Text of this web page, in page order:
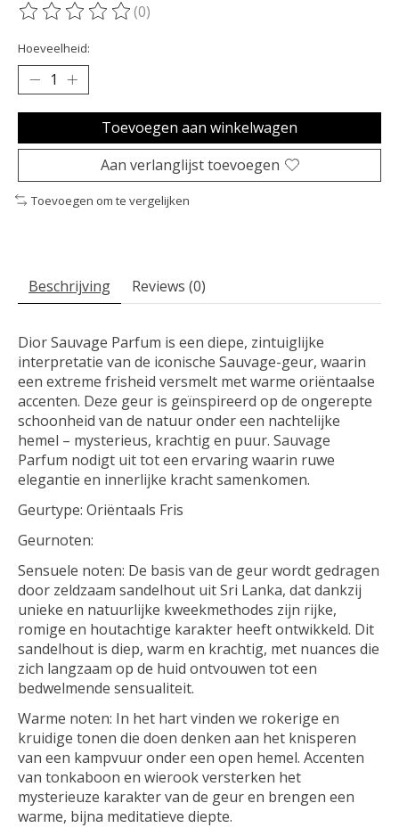
De beoordeling van dit product is
(0)
Hoeveelheid:
Toevoegen aan winkelwagen
Aan verlanglijst toevoegen
Toevoegen om te vergelijken
Beschrijving Reviews (0)
Dior Sauvage Parfum is een diepe, zintuiglijke
interpretatie van de iconische Sauvage-geur, waarin
een extreme frisheid versmelt met warme oriëntaalse
accenten. Deze geur is geïnspireerd op de ongerepte
schoonheid van de natuur onder een nachtelijke
hemel – mysterieus, krachtig en puur. Sauvage
Parfum nodigt uit tot een ervaring waarin ruwe
elegantie en innerlijke kracht samenkomen.
Geurtype: Oriëntaals Fris
Geurnoten:
Sensuele noten: De basis van de geur wordt gedragen
door zeldzaam sandelhout uit Sri Lanka, dat dankzij
unieke en natuurlijke kweekmethodes zijn rijke,
romige en houtachtige karakter heeft ontwikkeld. Dit
sandelhout is diep, warm en krachtig, met nuances die
zich langzaam op de huid ontvouwen tot een
bedwelmende sensualiteit.
Warme noten: In het hart vinden we rokerige en
kruidige tonen die doen denken aan het knisperen
van een kampvuur onder een open hemel. Accenten
van tonkaboon en wierook versterken het
mysterieuze karakter van de geur en brengen een
warme, bijna meditatieve diepte.